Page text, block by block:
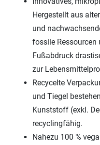
Hergestellt aus
und
fossile Ressourcen
Fußabdruck
zur
Recycelte
und Tiegel
Kunststoff (exkl.
recyclingfähig.
Nahezu 100 %